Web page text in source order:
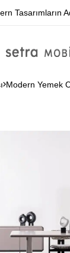
Tasarımların
Modern Yemek